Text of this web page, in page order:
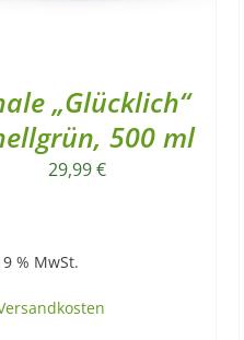
„Glücklich“
500 ml
29,99€
% MwSt.